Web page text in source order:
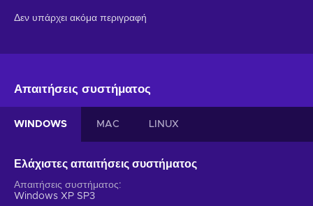
Δεν υπάρχει ακόμα περιγραφή
Απαιτήσεις συστήματος
WINDOWS MAC LINUX
Ελάχιστες απαιτήσεις συστήματος
Απαιτήσεις συστήματος
Windows XP SP3